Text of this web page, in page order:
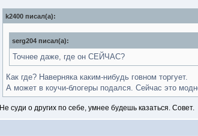
k2400 писал(a):
serg204 писал(a):
Точнее даже, где он СЕЙЧАС?
Как где? Наверняка каким-нибудь говном торгует.
А может в коучи-блогеры подался. Сейчас это
Не суди о других по себе, умнее будешь казаться. Совет.